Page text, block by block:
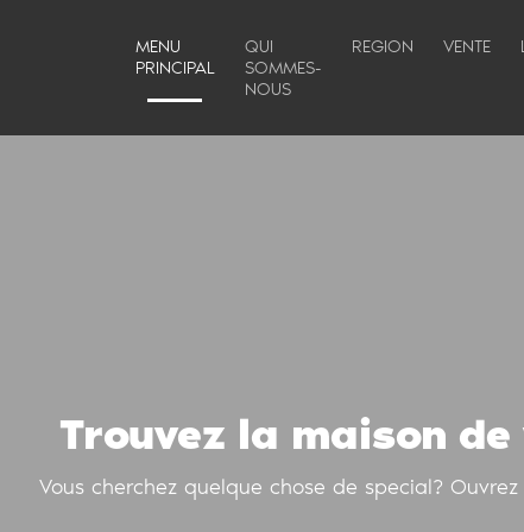
MENU
PRINCIPAL
QUI
SOMMES-
NOUS
REGION VENTE
Trouvez la maison de
Vous cherchez quelque chose de special?